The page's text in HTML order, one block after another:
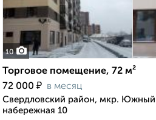
10
Торговое помещение, 72 м²
72 000 ₽ в месяц
Свердловский район, мкр.
набережная 10